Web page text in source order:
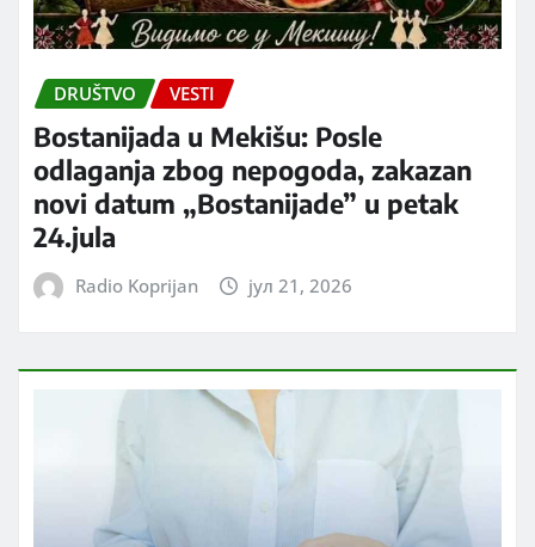
DRUŠTVO VESTI
Bostanijada u Mekišu: Posle
odlaganja zbog nepogoda, zakazan
novi datum „Bostanijade” u petak
24.jula
Radio Koprijan јул 21, 2026